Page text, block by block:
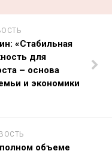
«Стабильная
для
– основа
и экономики
объеме